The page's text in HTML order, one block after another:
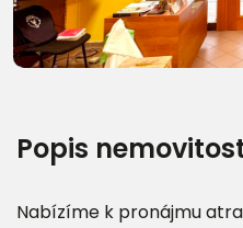
Popis
Nabízíme k pronájmu